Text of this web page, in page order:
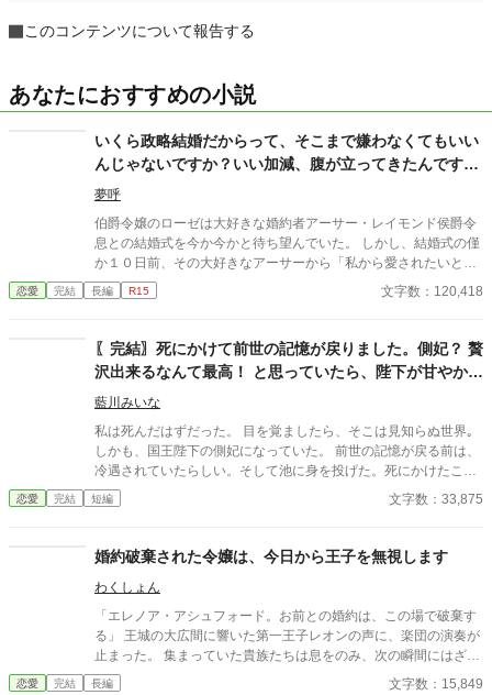
このコンテンツについて報告する
あなたにおすすめの小説
いくら政略結婚だからって、そこまで嫌わなくてもいい
んじゃないですか？いい加減、腹が立ってきたんですけ
ど！
夢呼
伯爵令嬢のローゼは大好きな婚約者アーサー・レイモンド侯爵令
息との結婚式を今か今かと待ち望んでいた。 しかし、結婚式の僅
か１０日前、その大好きなアーサーから「私から愛されたいとい
う思いがあったら捨ててくれ。それに応えることは出来ない」と
告げられる。 ローゼはその言葉にショックを受け、熱を出し寝込
記憶と共に・・・。 愛されることは無いと分かっていても、覆す
ことが出来ないのが貴族間の政略結婚。日本で生きたアラサー女
子の「私」が八割心を占めているローゼが、この政略結婚に臨む
ことになる。 いくら政略結婚といえども、親に孫を見せてあげて
親孝行をしたいという願いを持つローゼは、何とかアーサーに振
り向いてもらおうと頑張るが、鉄壁のアーサーには敵わず。それ
どころか益々嫌われる始末。 一体私の何が気に入らないんだか。
そこまで嫌わなくてもいいんじゃないんですかね！いい加減腹立
つわっ！ 世界観はゆるいです！ カクヨム様にも投稿しておりま
恋愛 完結 長編 R15 文字数：120,418
〖完結〗死にかけて前世の記憶が戻りました。側妃？ 贅
沢出来るなんて最高！ と思っていたら、陛下が甘やかし
てくるのですが？
藍川みいな
私は死んだはずだった。 目を覚ましたら、そこは見知らぬ世界｡
しかも、国王陛下の側妃になっていた。 前世の記憶が戻る前は、
冷遇されていたらしい。そして池に身を投げた。死にかけたこと
で、私は前世の記憶を思い出した。 前世では借金取りに捕まり、
お金を返す為にキャバ嬢をしていた。給料は全部持っていかれ、
死んだ。そんな私が、側妃？ 冷遇なんて構わない！ こんな贅沢が
間にか陛下が甘やかして来るのですが？ 設定ゆるゆるの、架空の
世界のお話です。
恋愛 完結 短編 文字数：33,875
婚約破棄された令嬢は、今日から王子を無視します
わくしょん
「エレノア・アシュフォード。お前との婚約は、この場で破棄す
る」 王城の大広間に響いた第一王子レオンの声に、楽団の演奏が
止まった。 集まっていた貴族たちは息をのみ、次の瞬間にはざわ
めきが広がる。 エレノアはゆっくりと顔を上げた。 目の前では、
恋愛 完結 長編 文字数：15,849